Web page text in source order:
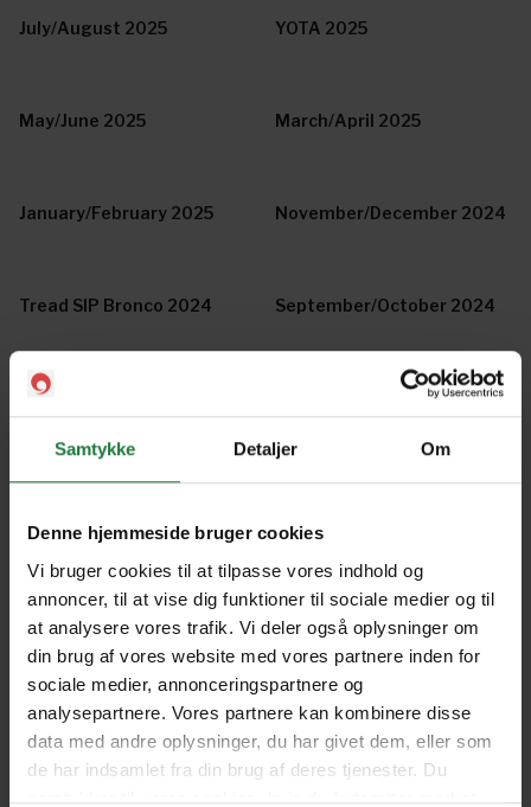
Samtykke Detaljer Om
Denne hjemmeside bruger cookies
Vi bruger cookies til at tilpasse vores indhold og
annoncer, til at vise dig funktioner til sociale medier og til
at analysere vores trafik. Vi deler også oplysninger om
din brug af vores website med vores partnere inden for
sociale medier, annonceringspartnere og
analysepartnere. Vores partnere kan kombinere disse
data med andre oplysninger, du har givet dem, eller som
de har indsamlet fra din brug af deres tjenester. Du
samtykker til vores cookies, hvis du fortsætter med at
July/August 2025 YOTA 2025
May/June 2025 March/April 2025
January/February 2025 November/December 2024
Tread SIP Bronco 2024 September/October 2024
July/August 2024 YOTA Spring/Summer 2024
May/June 2024 March/April 2024
January/February 2024 November/December 2023
Tread SIP Bronco 2023 September/October 2023
July/August 2023 YOTA Spring/Summer 2023